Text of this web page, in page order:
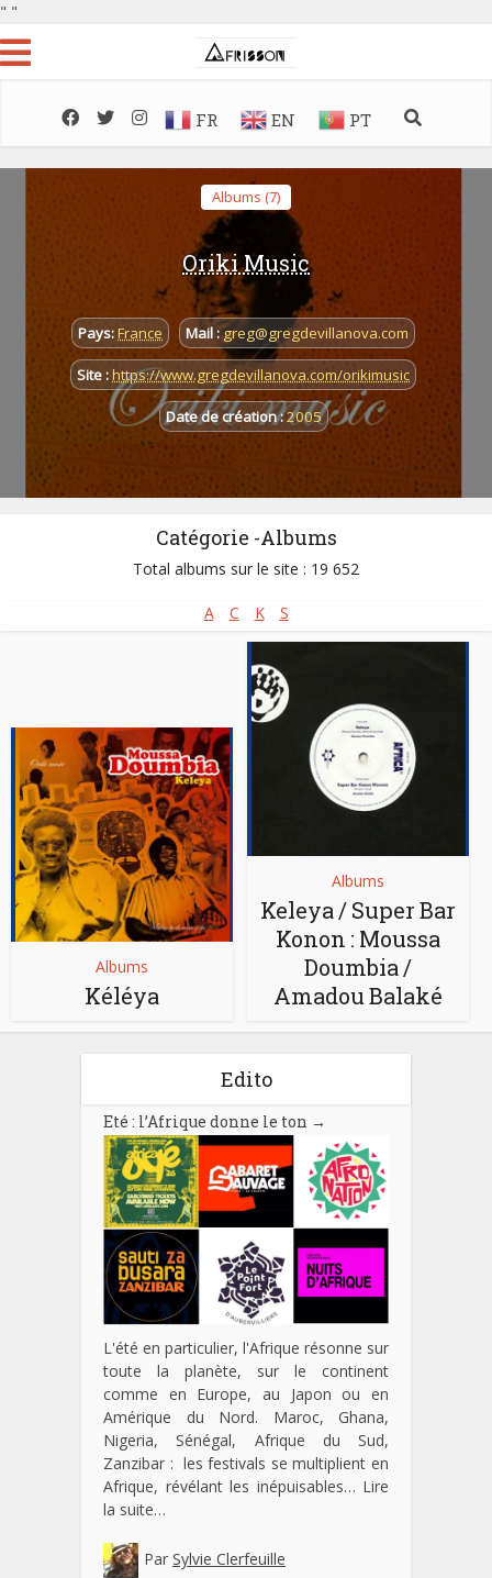
" "
FR EN PT
Albums (7)
Oriki Music
Pays:France Mail :greg@gregdevillanova.com
Site :https://www.gregdevillanova.com/orikimusic
Date de création :2005
Catégorie -Albums
Total albums sur le site : 19 652
A C K S
Albums
Kéléya
Albums
Keleya / Super Bar
Konon : Moussa
Doumbia /
Amadou Balaké
Edito
Eté : l’Afrique donne le ton →
L'été en particulier, l'Afrique résonne sur
toute la planète, sur le continent
comme en Europe, au Japon ou en
Amérique du Nord. Maroc, Ghana,
Nigeria, Sénégal, Afrique du Sud,
Zanzibar : les festivals se multiplient en
Afrique, révélant les inépuisables… Lire
la suite…
Par Sylvie Clerfeuille